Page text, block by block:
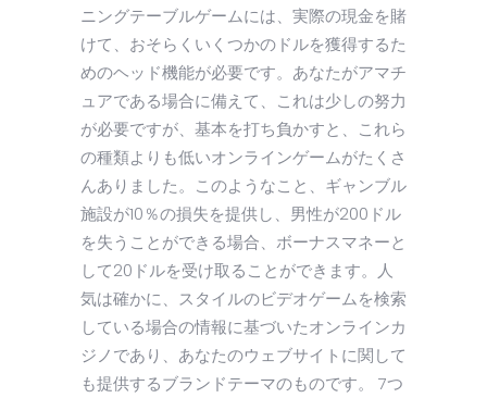
ニングテーブルゲームには、実際の現金を賭
けて、おそらくいくつかのドルを獲得するた
めのヘッド機能が必要です。あなたがアマチ
ュアである場合に備えて、これは少しの努力
が必要ですが、基本を打ち負かすと、これら
の種類よりも低いオンラインゲームがたくさ
んありました。このようなこと、ギャンブル
施設が10％の損失を提供し、男性が200ドル
を失うことができる場合、ボーナスマネーと
して20ドルを受け取ることができます。人
気は確かに、スタイルのビデオゲームを検索
している場合の情報に基づいたオンラインカ
ジノであり、あなたのウェブサイトに関して
も提供するブランドテーマのものです。 7つ